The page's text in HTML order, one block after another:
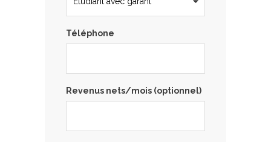
Téléphone
Revenus nets/mois (optionnel)